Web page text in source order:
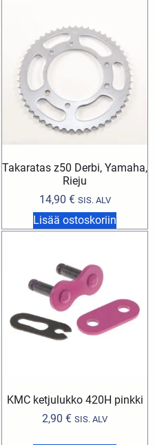
Takaratas z50 Derbi, Yamaha,
Rieju
14,90 € SIS. ALV
Lisää ostoskoriin
KMC ketjulukko 420H pinkki
2,90 € SIS. ALV